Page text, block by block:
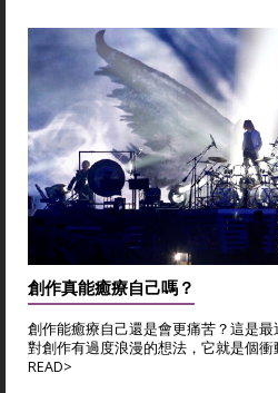
創作真能癒療自己嗎？
創作能癒療自己還是會更痛苦？這是
對創作有過度浪漫的想法，它就是個衝
READ>